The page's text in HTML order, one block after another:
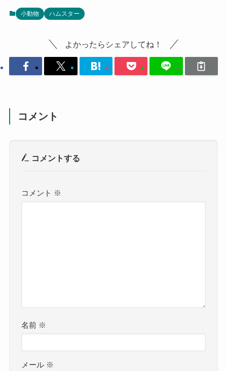
小動物 ハムスター
よかったらシェアしてね！
コメント
コメントする
コメント ※
名前 ※
メール ※